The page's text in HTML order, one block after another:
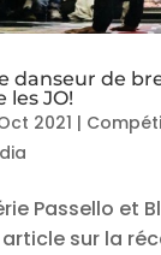
danseur de
les JO!
2021 |
Passello et
sur la